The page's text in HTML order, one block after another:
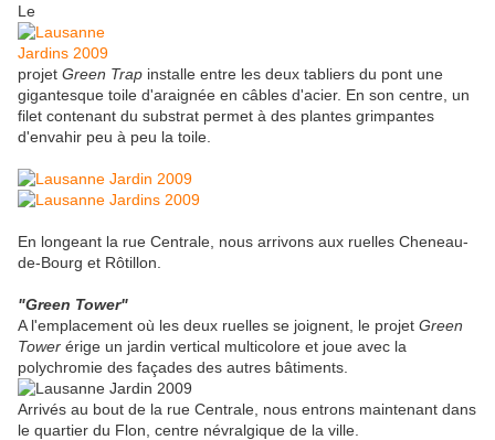
Le
projet Green Trap installe entre les deux tabliers du pont une
gigantesque toile d'araignée en câbles d'acier. En son centre, un
filet contenant du substrat permet à des plantes grimpantes
d'envahir peu à peu la toile.
En longeant la rue Centrale, nous arrivons aux ruelles Cheneau-
de-Bourg et Rôtillon.
"Green Tower"
A l'emplacement où les deux ruelles se joignent, le projet Green
Tower érige un jardin vertical multicolore et joue avec la
polychromie des façades des autres bâtiments.
Arrivés au bout de la rue Centrale, nous entrons maintenant dans
le quartier du Flon, centre névralgique de la ville.